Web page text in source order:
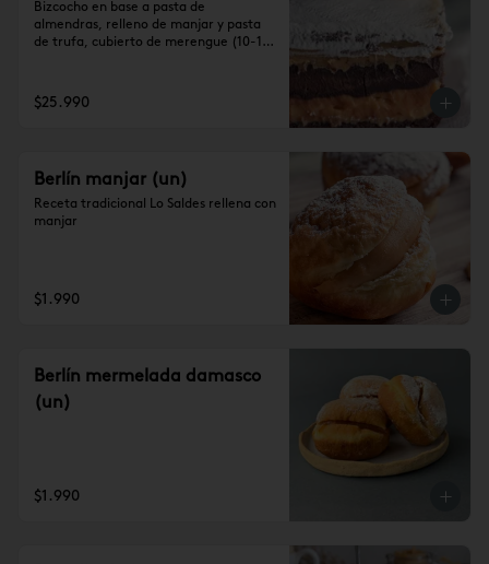
Bizcocho en base a pasta de
almendras, relleno de manjar y pasta
de trufa, cubierto de merengue (10-12
temperatura ambiente antes de
consumir.
$25.990
Berlín manjar (un)
Receta tradicional Lo Saldes rellena con
manjar
$1.990
Berlín mermelada damasco
(un)
$1.990